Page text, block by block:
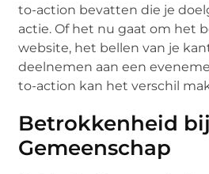
to-action bevatten die je
actie. Of het nu gaat om het
website, het bellen van je
deelnemen aan een
to-action kan het verschil
Betrokkenheid
Gemeenschap